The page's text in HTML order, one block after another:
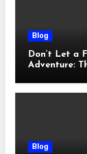
Blog
Don’t Let a
Adventure:
Blog